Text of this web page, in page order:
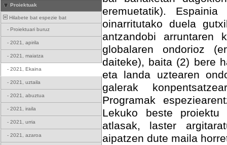
Proiektuak
Hilabete bat espezie bat
- Proiektuari buruz
- 2021, apirila
- 2021, maiatza
- 2021, Ekaina
- 2021, uztaila
- 2021, abuztua
- 2021, iraila
- 2021, urria
- 2021, azaroa
eremuetatik).
oinarritutako duela
antzandobi arruntaren
globalaren ondorioz
daiteke), baita (2) bere
eta landa uztearen
galerak
Programak
Lekuko beste proiektu
atlasak, laster
aipatzen dute maila